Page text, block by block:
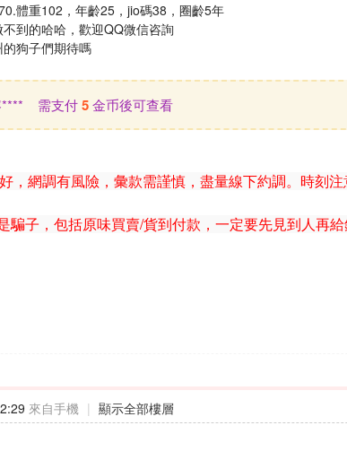
體重102，年齡25，jio碼38，圈齡5年
到的哈哈，歡迎QQ微信咨詢
狗子們期待嗎
**** 需支付5金币後可查看
，網調有風險，彙款需謹慎，盡量線下約調。時刻
騙子，包括原味買賣/貨到付款，一定要先見到人再給
來自手機 | 顯示全部樓層